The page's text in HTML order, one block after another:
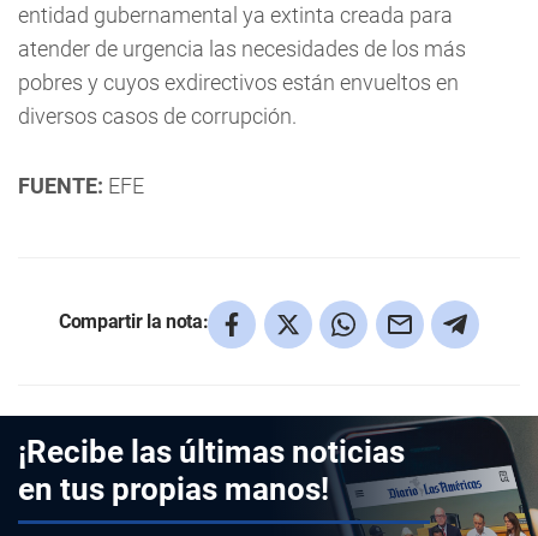
entidad gubernamental ya extinta creada para
atender de urgencia las necesidades de los más
pobres y cuyos exdirectivos están envueltos en
diversos casos de corrupción.
FUENTE: EFE
Compartir la nota:
¡Recibe las últimas noticias
en tus propias manos!